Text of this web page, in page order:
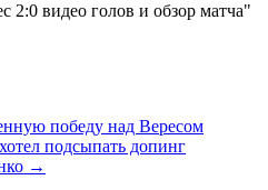
2:0 видео голов и обзор матча"
победу над Вересом
подсыпать допинг
→